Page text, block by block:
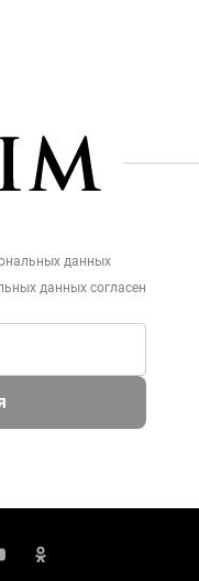
данных
данных согласен